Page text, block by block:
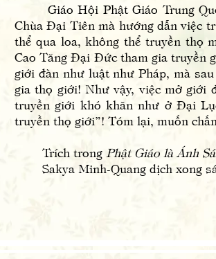
Giáo Hội Phật Giáo Trung
Chùa Đại Tiên mà hướng dẫn việc
thể qua loa, không thể truyền thọ
Cao Tăng Đại Đức tham gia truyền
giới đàn như luật như Pháp, mà
gia thọ giới! Như vậy, việc mở giới
truyền giới khó khăn như ở Đại
truyền thọ giới”! Tóm lại, muốn
Trích trong Phật Giáo là Ánh
Sakya Minh-Quang dịch xong